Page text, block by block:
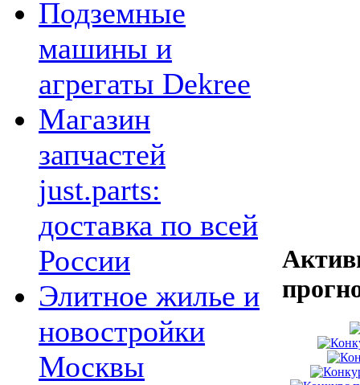
Подземные
машины и
агрегаты Dekree
Магазин
запчастей
just.parts:
доставка по всей
России
Элитное жилье и
новостройки
Москвы